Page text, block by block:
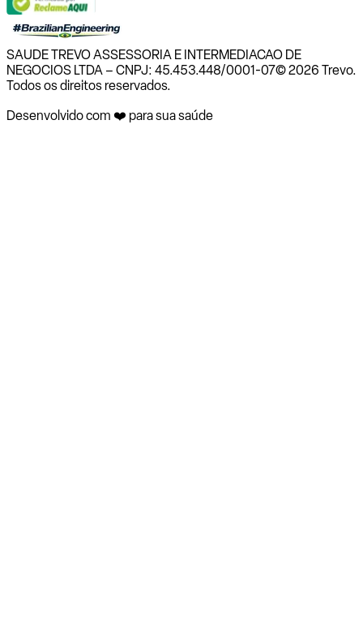
SAUDE TREVO ASSESSORIA E INTERMEDIACAO DE
NEGOCIOS LTDA – CNPJ: 45.453.448/0001-07© 2026 Trevo.
Todos os direitos reservados.
Desenvolvido com ❤️ para sua saúde